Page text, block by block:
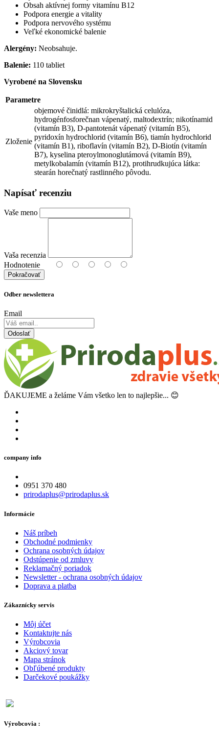
Obsah aktívnej formy vitamínu B12
Podpora energie a vitality
Podpora nervového systému
Veľké ekonomické balenie
Alergény: Neobsahuje.
Balenie: 110 tabliet
Vyrobené na Slovensku
Parametre
Zloženie
objemové činidlá: mikrokryštalická celulóza,
hydrogénfosforečnan vápenatý, maltodextrín; nikotínamid
(vitamín B3), D-pantotenát vápenatý (vitamín B5),
pyridoxín hydrochlorid (vitamín B6), tiamín hydrochlorid
(vitamín B1), riboflavín (vitamín B2), D-Biotín (vitamín
B7), kyselina pteroylmonoglutámová (vitamín B9),
metylkobalamín (vitamín B12), protihrudkujúca látka:
stearán horečnatý rastlinného pôvodu.
Napísať recenziu
Vaše meno
Vaša recenzia
Hodnotenie
Pokračovať
Odber newslettera
Email
Odoslať
ĎAKUJEME a želáme Vám všetko len to najlepšie... 😊
company info
0951 370 480
prirodaplus@prirodaplus.sk
Informácie
Náš príbeh
Obchodné podmienky
Ochrana osobných údajov
Odstúpenie od zmluvy
Reklamačný poriadok
Newsletter - ochrana osobných údajov
Doprava a platba
Zákaznícky servis
Môj účet
Kontaktujte nás
Výrobcovia
Akciový tovar
Mapa stránok
Obľúbené produkty
Darčekové poukážky
Výrobcovia :